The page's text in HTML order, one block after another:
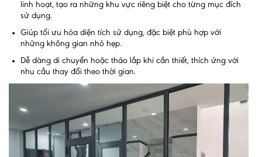
linh hoạt, tạo ra những khu vực riêng biệt cho từng mục đích
sử dụng.
Giúp tối ưu hóa diện tích sử dụng, đặc biệt phù hợp với
những không gian nhỏ hẹp.
Dễ dàng di chuyển hoặc tháo lắp khi cần thiết, thích ứng với
nhu cầu thay đổi theo thời gian.